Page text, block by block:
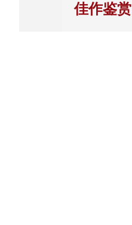
佳作鉴赏